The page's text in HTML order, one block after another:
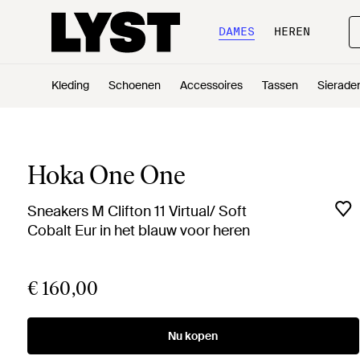
DAMES HEREN
Kleding Schoenen Accessoires Tassen
Hoka One One
Sneakers M Clifton 11 Virtual/ Soft
Cobalt Eur in het blauw voor heren
€ 160,00
Nu kopen